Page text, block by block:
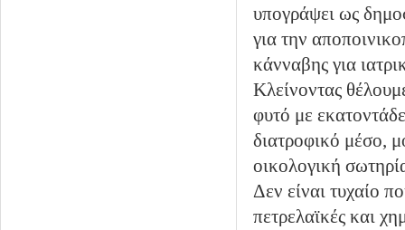
υπογράψει ως
για την
κάνναβης για
Κλείνοντας
φυτό με
διατροφικό μέσο,
οικολογική
Δεν είναι τυχαίο
πετρελαϊκές και